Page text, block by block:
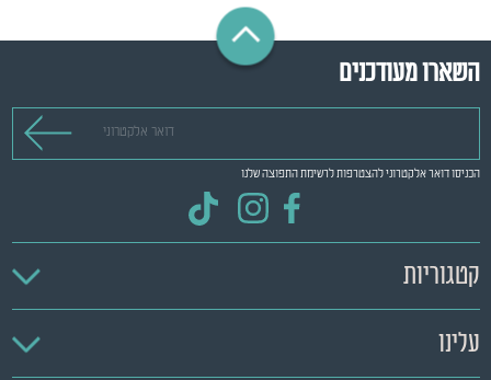
השארו מעודכנים
הכניסו דואר אלקטרוני להצטרפות לרשימת התפוצה שלנו
קטגוריות
עלינו